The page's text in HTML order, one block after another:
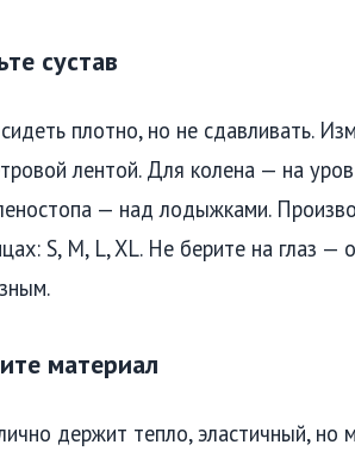
сустав
плотно, но не сдавливать.
лентой. Для колена — на
— над лодыжками.
S, M, L, XL. Не берите на глаз
материал
держит тепло, эластичный, но